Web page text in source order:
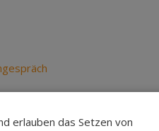
erlauben das Setzen von